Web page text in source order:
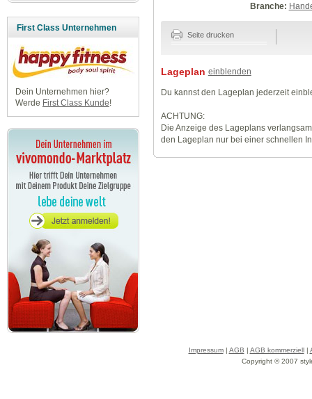
First Class Unternehmen
Dein Unternehmen hier?
Werde First Class Kunde!
Branche:
Seite drucken
Lageplan einblenden
Du kannst den Lageplan jederzeit
ACHTUNG:
Die Anzeige des Lageplans
den Lageplan nur bei einer schnellen
Impressum| AGB | AGB kommerziell|
Copyright © 2007